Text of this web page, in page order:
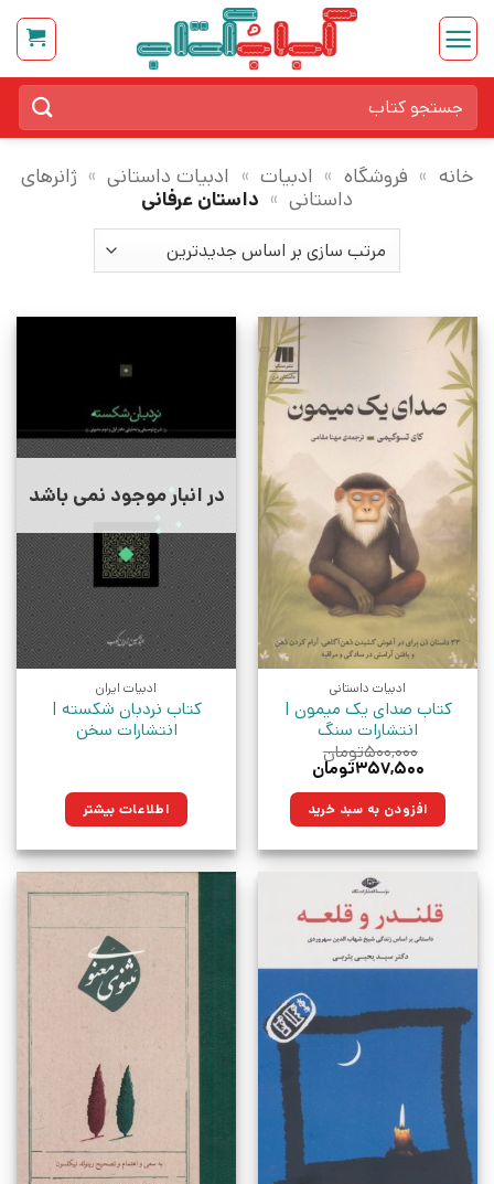
Skip
content
برای:
خانه » فروشگاه » ادبیات » ادبیات داستانی » ژانرهای
داستانی » داستان عرفانی
ادبیات داستانی
کتاب صدای یک میمون |
انتشارات سنگ
۵۰۰,۰۰۰تومان
قیمت
۵۰۰,۰۰۰تومان
بود.
۳۵۷,۵۰۰تومان
۳۵۷,۵۰۰تومان.افزودن به سبد خرید
در انبار موجود نمی باشد
ادبیات ایران
کتاب نردبان شکسته |
انتشارات سخن
اطلاعات بیشتر